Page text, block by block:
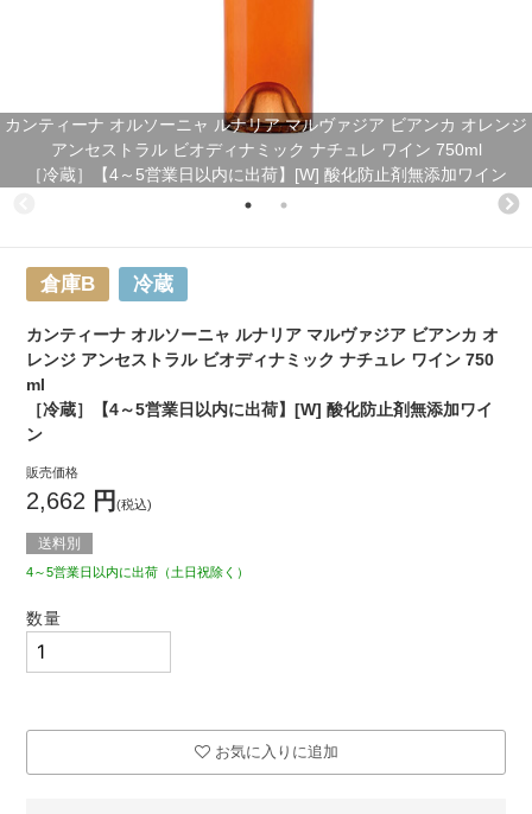
カンティーナ オルソーニャ ルナリア マルヴァジア ビアンカ オレンジ
アンセストラル ビオディナミック ナチュレ ワイン 750ml
［冷蔵］【4～5営業日以内に出荷】[W] 酸化防止剤無添加ワイン
倉庫B 冷蔵
カンティーナ オルソーニャ ルナリア マルヴァジア ビアンカ オ
レンジ アンセストラル ビオディナミック ナチュレ ワイン 750
ml
［冷蔵］【4～5営業日以内に出荷】[W] 酸化防止剤無添加ワイ
ン
販売価格
2,662 円(税込)
送料別
4～5営業日以内に出荷（土日祝除く）
数量
お気に入りに追加